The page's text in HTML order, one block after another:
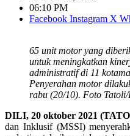
06:10 PM
Facebook Instagram X
65 unit motor yang
untuk meningkatkan
administratif di 11
Penyerahan motor
rabu (20/10). Foto
DILI, 20 oktober 2021
dan Inklusif (MSSI)